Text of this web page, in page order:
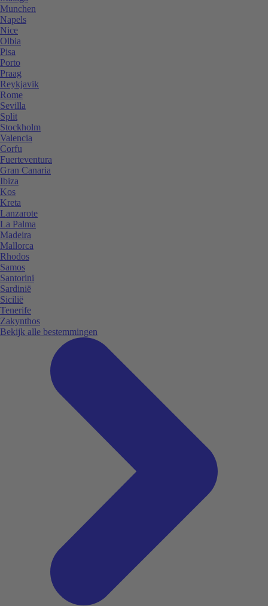
Munchen
Napels
Nice
Olbia
Pisa
Porto
Praag
Reykjavik
Rome
Sevilla
Split
Stockholm
Valencia
Corfu
Fuerteventura
Gran Canaria
Ibiza
Kos
Kreta
Lanzarote
La Palma
Madeira
Mallorca
Rhodos
Samos
Santorini
Sardinië
Sicilië
Tenerife
Zakynthos
Bekijk alle bestemmingen